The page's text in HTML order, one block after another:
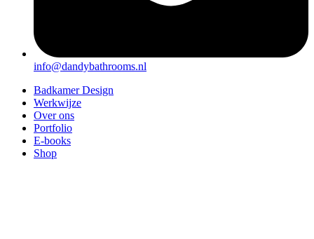
info@dandybathrooms.nl
Badkamer Design
Werkwijze
Over ons
Portfolio
E-books
Shop